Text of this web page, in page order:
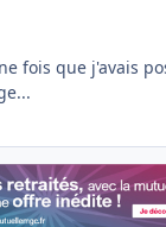
fois que j'avais